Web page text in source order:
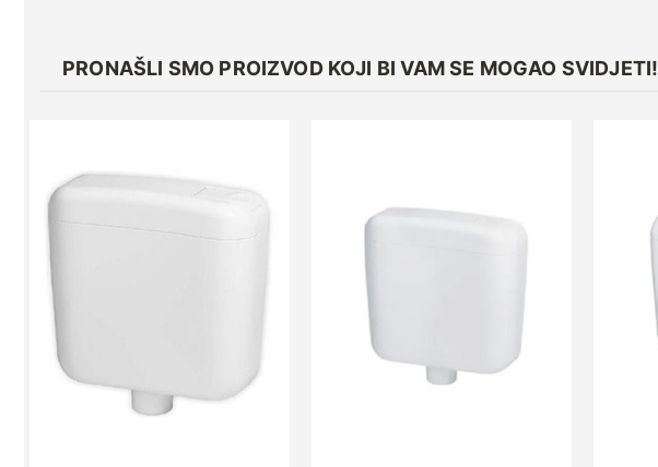
PRONAŠLI SMO PROIZVOD KOJI BI VAM SE MOGAO SVIDJETI!